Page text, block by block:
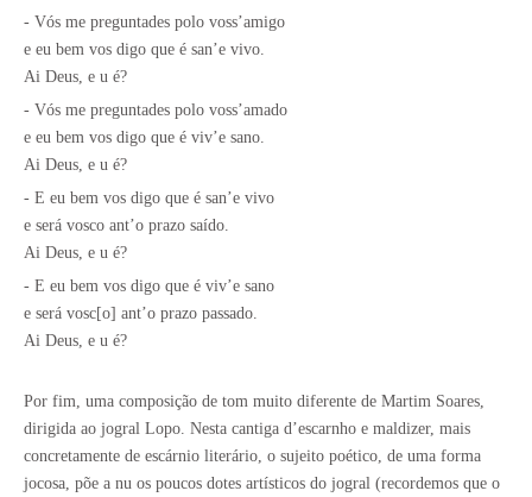
- Vós me preguntades polo voss’amigo
e eu bem vos digo que é san’e vivo.
Ai Deus, e u é?
- Vós me preguntades polo voss’amado
e eu bem vos digo que é viv’e sano.
Ai Deus, e u é?
- E eu bem vos digo que é san’e vivo
e será vosco ant’o prazo saído.
Ai Deus, e u é?
- E eu bem vos digo que é viv’e sano
e será vosc[o] ant’o prazo passado.
Ai Deus, e u é?
Por fim, uma composição de tom muito diferente de Martim Soares,
dirigida ao jogral Lopo. Nesta cantiga d’escarnho e maldizer, mais
concretamente de escárnio literário, o sujeito poético, de uma forma
jocosa, põe a nu os poucos dotes artísticos do jogral (recordemos que o